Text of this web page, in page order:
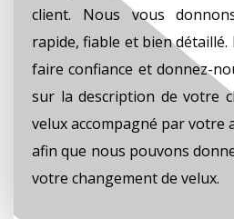
client. Nous vous
rapide, fiable et bien
faire confiance et donnez-
sur la description de votre
velux accompagné par votre
afin que nous pouvons
votre changement de velux.